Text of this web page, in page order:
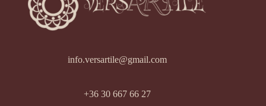
info.versartile@gmail.com
+36 30 667 66 27